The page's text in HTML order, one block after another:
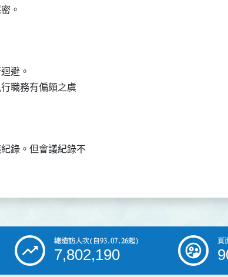
。
避。
職務有偏頗之虞
錄。但會議紀錄不
總造訪人次(自93.07.26起)
7,802,190
頁